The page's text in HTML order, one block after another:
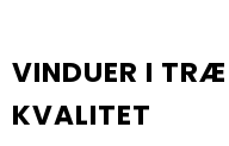
VINDUER I
KVALITET